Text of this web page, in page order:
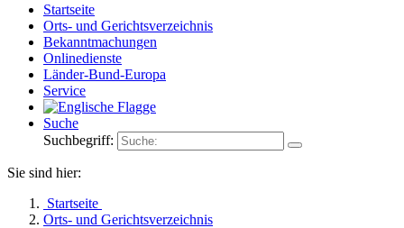
Startseite
Orts- und Gerichtsverzeichnis
Bekanntmachungen
Onlinedienste
Länder-Bund-Europa
Service
Suche
Suchbegriff:
Sie sind hier:
Startseite
Orts- und Gerichtsverzeichnis